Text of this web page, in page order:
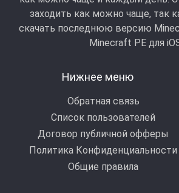
заходить как можно чаще, так
скачать последнюю версию
Minecraft РЕ для
Нижнее меню
Обратная связь
Список пользователей
Договор публичной офферы
Политика Конфиденциальности
Общие правила